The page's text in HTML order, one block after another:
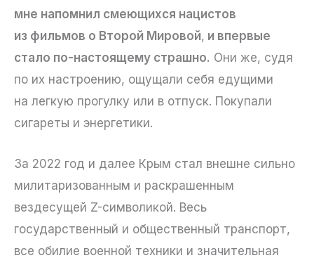
мне напомнил смеющихся нацистов
из фильмов о Второй Мировой, и впервые
стало по-настоящему страшно. Они же, судя
по их настроению, ощущали себя едущими
на легкую прогулку или в отпуск. Покупали
сигареты и энергетики.
За 2022 год и далее Крым стал внешне сильно
милитаризованным и раскрашенным
вездесущей Z-символикой. Весь
государственный и общественный транспорт,
все обилие военной техники и значительная